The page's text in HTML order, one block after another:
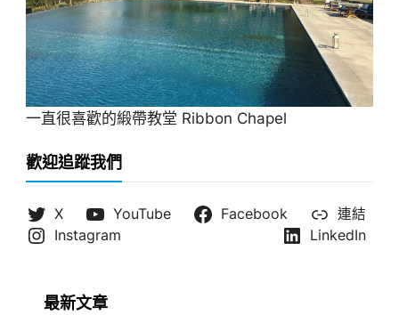
一直很喜歡的緞帶教堂 Ribbon Chapel
歡迎追蹤我們
X YouTube Facebook
連結
Instagram
LinkedIn
最新文章